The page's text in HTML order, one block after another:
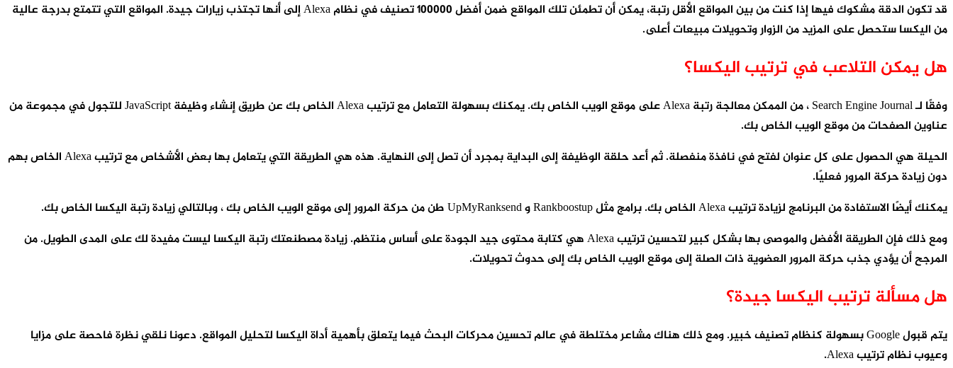
قد تكون الدقة مشكوك فيها إذا كنت من بين المواقع الأقل رتبة، يمكن أن تطمئن تلك المواقع ضمن أفضل 100000 تصنيف في نظام Alexa إلى أنها تجتذب زيارات جيدة. المواقع التي تتمتع بدرجة عالية
من اليكسا ستحصل على المزيد من الزوار وتحويلات مبيعات أعلى.
هل يمكن التلاعب في ترتيب اليكسا؟
وفقًا لـ Search Engine Journal ، من الممكن معالجة رتبة Alexa على موقع الويب الخاص بك. يمكنك بسهولة التعامل مع ترتيب Alexa الخاص بك عن طريق إنشاء وظيفة JavaScript للتجول في مجموعة من
عناوين الصفحات من موقع الويب الخاص بك.
الحيلة هي الحصول على كل عنوان لفتح في نافذة منفصلة. ثم أعد حلقة الوظيفة إلى البداية بمجرد أن تصل إلى النهاية. هذه هي الطريقة التي يتعامل بها بعض الأشخاص مع ترتيب Alexa الخاص بهم
دون زيادة حركة المرور فعليًا.
يمكنك أيضًا الاستفادة من البرنامج لزيادة ترتيب Alexa الخاص بك. برامج مثل Rankboostup و UpMyRanksend طن من حركة المرور إلى موقع الويب الخاص بك ، وبالتالي زيادة رتبة اليكسا الخاص بك.
ومع ذلك فإن الطريقة الأفضل والموصى بها بشكل كبير لتحسين ترتيب Alexa هي كتابة محتوى جيد الجودة على أساس منتظم. زيادة مصطنعتك رتبة اليكسا ليست مفيدة لك على المدى الطويل. من
المرجح أن يؤدي جذب حركة المرور العضوية ذات الصلة إلى موقع الويب الخاص بك إلى حدوث تحويلات.
هل مسألة ترتيب اليكسا جيدة؟
يتم قبول Google بسهولة كنظام تصنيف خبير. ومع ذلك هناك مشاعر مختلطة في عالم تحسين محركات البحث فيما يتعلق بأهمية أداة اليكسا لتحليل المواقع. دعونا نلقي نظرة فاحصة على مزايا
وعيوب نظام ترتيب Alexa.